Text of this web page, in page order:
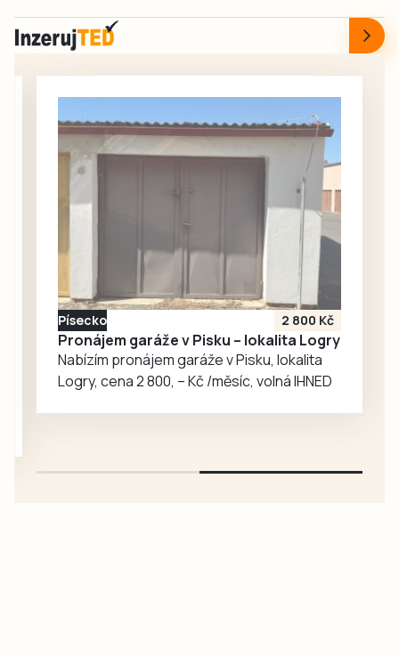
nechal zpracovat,
aby získal
nezávislé ocenění
klubu a jeho…
Českokrumlovsku.
Požár brusného
stroje způsobila
technická závada.
Písecko 2 800 Kč
Pronájem garáže v Pisku – lokalita Logry
Nabízím pronájem garáže v Pisku, lokalita
Logry, cena 2 800, – Kč /měsíc, volná IHNED